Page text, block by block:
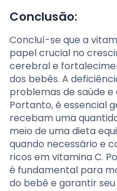
Conclusão:
Concluí-se que a
papel crucial no
cerebral e
dos bebês. A
problemas de saúde
Portanto, é essencial
recebam uma
meio de uma dieta
quando necessário e
ricos em vitamina C.
é fundamental para
do bebê e garantir